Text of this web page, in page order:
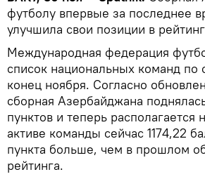
футболу впервые за последнее
улучшила свои позиции в
Международная федерация
список национальных команд по
конец ноября. Согласно
сборная Азербайджана
пунктов и теперь располагается
активе команды сейчас 1174,22
пункта больше, чем в прошлом
рейтинга.